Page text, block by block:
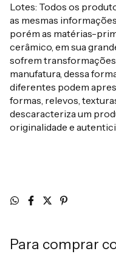
Lotes: Todos os
as mesmas
porém as matérias-
cerâmico, em sua
sofrem
manufatura, dessa
diferentes podem
formas, relevos,
descaracteriza um
originalidade e
Para comprar